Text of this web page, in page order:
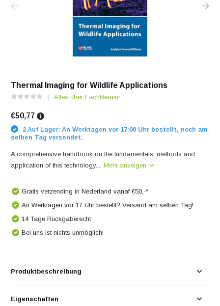
Thermal Imaging for Wildlife Applications
Alles über Fachliteratur
€50,77
2 Auf Lager: An Werktagen vor 17:00 Uhr bestellt, noch am
selben Tag versendet.
A comprehensive handbook on the fundamentals, methods and
application of this technology....Mehr anzeigen
Gratis verzending in Nederland vanaf €50,-*
An Werktagen vor 17 Uhr bestellt? Versand am selben Tag!
14 Tage Rückgaberecht
Bei uns ist nichts unmöglich!
Produktbeschreibung
Eigenschaften